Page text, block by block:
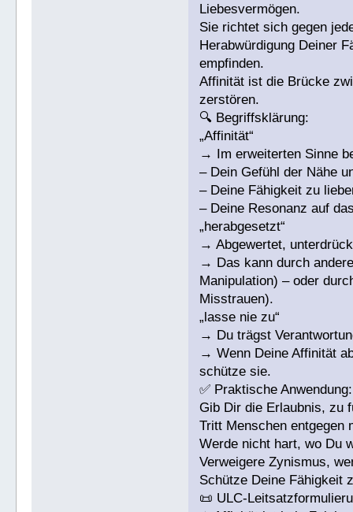
Liebesvermögen.
Sie richtet sich gegen
Herabwürdigung Deiner
empfinden.
Affinität ist die Brücke
zerstören.
🔍 Begriffsklärung:
„Affinität“
→ Im erweiterten Sinne
– Dein Gefühl der Nähe
– Deine Fähigkeit zu
– Deine Resonanz auf
„herabgesetzt“
→ Abgewertet,
→ Das kann durch
Manipulation) – oder
Misstrauen).
„lasse nie zu“
→ Du trägst
→ Wenn Deine Affinität
schütze sie.
✅ Praktische Anwendung:
Gib Dir die Erlaubnis, zu
Tritt Menschen entgegen
Werde nicht hart, wo Du
Verweigere Zynismus,
Schütze Deine Fähigkeit
📜 ULC-